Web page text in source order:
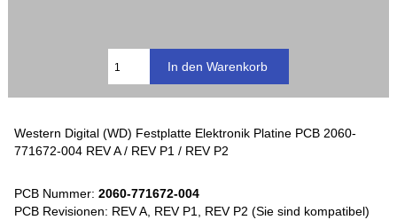
Western Digital (WD) Festplatte Elektronik Platine PCB 2060-
771672-004 REV A / REV P1 / REV P2
PCB Nummer:2060-771672-004
PCB Revisionen: REV A, REV P1, REV P2 (Sie sind kompatibel)